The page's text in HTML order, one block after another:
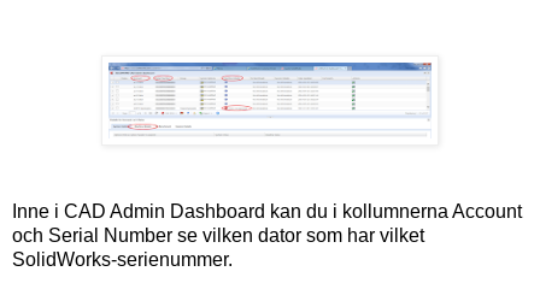
Inne i CAD Admin Dashboard kan du i kollumnerna Account
och Serial Number se vilken dator som har vilket
SolidWorks-serienummer.